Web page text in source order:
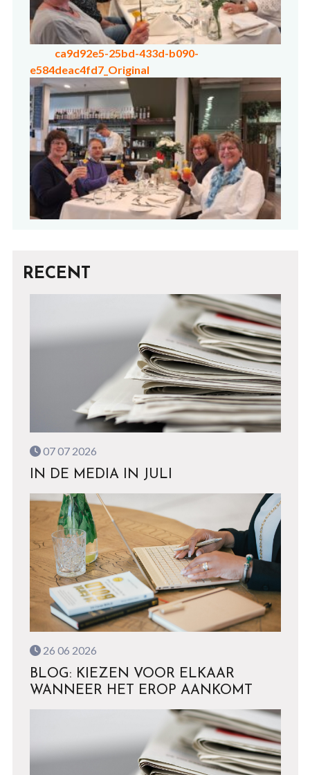
ca9d92e5-25bd-433d-b090-
e584deac4fd7_Original
RECENT
07 07 2026
IN DE MEDIA IN JULI
26 06 2026
BLOG: KIEZEN VOOR ELKAAR
WANNEER HET EROP AANKOMT